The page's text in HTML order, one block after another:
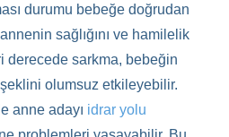
durumu bebeğe doğrudan
sağlığını ve hamilelik
derecede sarkma, bebeğin
olumsuz etkileyebilir.
anne adayı idrar yolu